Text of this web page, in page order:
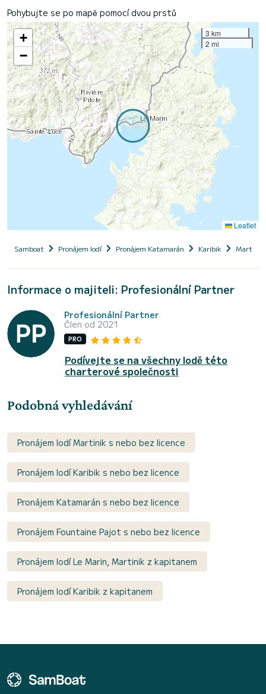
Pohybujte se po mapě pomocí dvou prstů
+
−
3 km
2 mi
Leaflet
Samboat Pronájem lodí Pronájem Katamarán Karibik Martinik
Informace o majiteli: Profesionální Partner
Profesionální Partner
Člen od 2021
PRO
Podívejte se na všechny lodě této
charterové společnosti
Podobná vyhledávání
Pronájem lodí Martinik s nebo bez licence
Pronájem lodí Karibik s nebo bez licence
Pronájem Katamarán s nebo bez licence
Pronájem Fountaine Pajot s nebo bez licence
Pronájem lodí Le Marin, Martinik z kapitanem
Pronájem lodí Karibik z kapitanem